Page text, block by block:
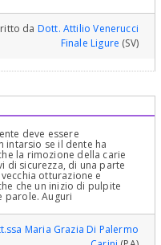
da Dott. Attilio Venerucci
Finale Ligure (SV)
deve essere
intarsio se il dente ha
la rimozione della carie
di sicurezza, di una parte
otturazione e
che un inizio di pulpite
parole. Auguri
Maria Grazia Di Palermo